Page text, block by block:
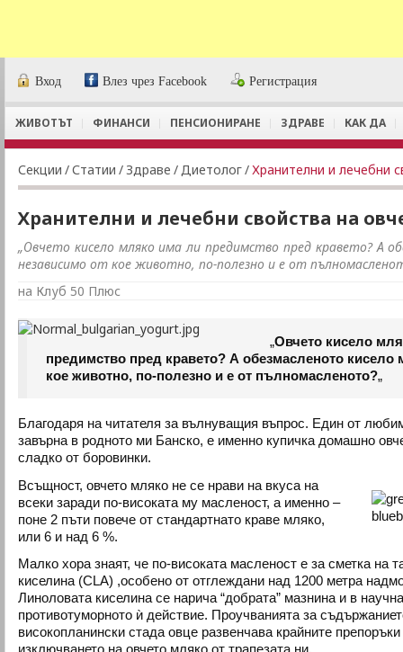
Вход Влез чрез Facebook Регистрация
ЖИВОТЪТ ФИНАНСИ ПЕНСИОНИРАНЕ ЗДРАВЕ КАК ДА
Секции /Статии / Здраве /Диетолог/Хранителни и лечебни
Хранителни и лечебни свойства на
„Овчето кисело мляко има ли предимство пред кравето? А
независимо от кое животно, по-полезно и е от
на Клуб 50 Плюс
„Овчето кисело
предимство пред кравето? А обезмасленото кисело
кое животно, по-полезно и е от пълномасленото?„
Благодаря на читателя за вълнуващия въпрос. Един от
завърна в родното ми Банско, е именно купичка домашно
сладко от боровинки.
Всъщност, овчето мляко не се нрави на вкуса на
всеки заради по-високата му масленост, а именно –
поне 2 пъти повече от стандартнато краве мляко,
или 6 и над 6 %.
Малко хора знаят, че по-високата масленост е за сметка на
киселина (CLA) ,особено от отглеждани над 1200 метра
Линоловата киселина се нарича “добрата” мазнина и в
противотуморното ѝ действие. Проучванията за
високопланински стада овце развенчава крайните
изключването на овчето мляко от трапезата ни.